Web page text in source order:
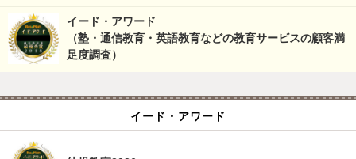
イード・アワード
（塾・通信教育・英語教育などの教育サービスの顧客満
足度調査）
イード・アワード